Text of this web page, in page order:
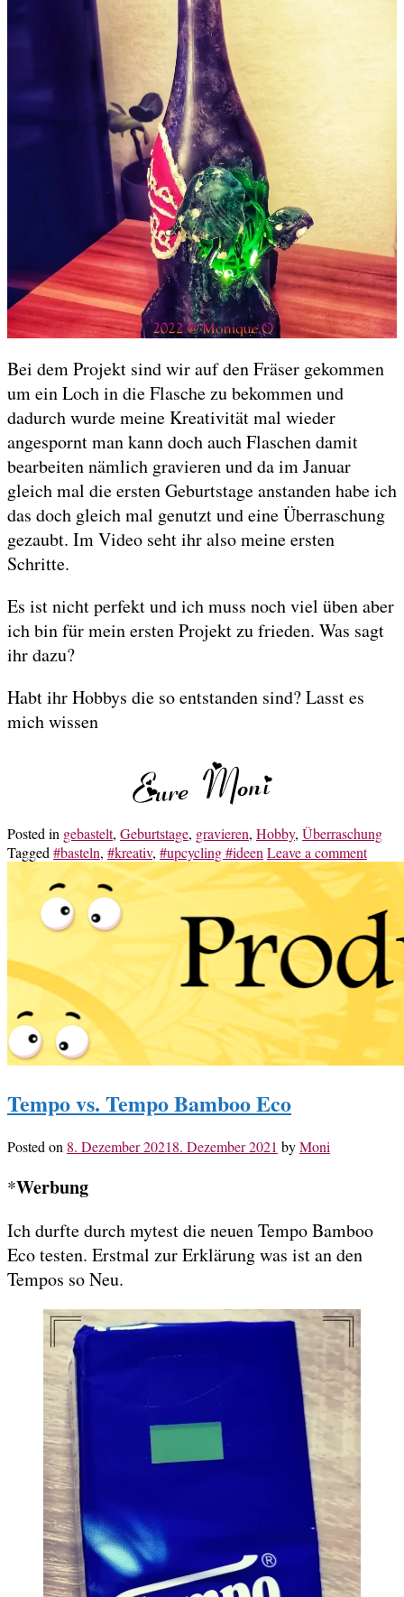
Bei dem Projekt sind wir auf den Fräser gekommen
um ein Loch in die Flasche zu bekommen und
dadurch wurde meine Kreativität mal wieder
angespornt man kann doch auch Flaschen damit
bearbeiten nämlich gravieren und da im Januar
gleich mal die ersten Geburtstage anstanden habe ich
das doch gleich mal genutzt und eine Überraschung
gezaubt. Im Video seht ihr also meine ersten
Schritte.
Es ist nicht perfekt und ich muss noch viel üben aber
ich bin für mein ersten Projekt zu frieden. Was sagt
ihr dazu?
Habt ihr Hobbys die so entstanden sind? Lasst es
mich wissen
Posted in gebastelt, Geburtstage, gravieren, Hobby, Überraschung
Tagged #basteln, #kreativ, #upcycling #ideen Leave a comment
Tempo vs. Tempo Bamboo Eco
Posted on 8. Dezember 20218. Dezember 2021 byMoni
*Werbung
Ich durfte durch mytest die neuen Tempo Bamboo
Eco testen. Erstmal zur Erklärung was ist an den
Tempos so Neu.